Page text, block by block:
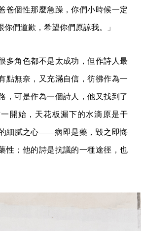
爸個性那麼急躁，你們小時候一定
們道歉，希望你們原諒我。」
多角色都不是太成功，但作詩人最
點無奈，又充滿自信，彷彿作為一
，可是作為一個詩人，他又找到了
開始，天花板漏下的水滴原是干
細膩之心——病即是藥，毀之即悔
性；他的詩是抗議的一種途徑，也